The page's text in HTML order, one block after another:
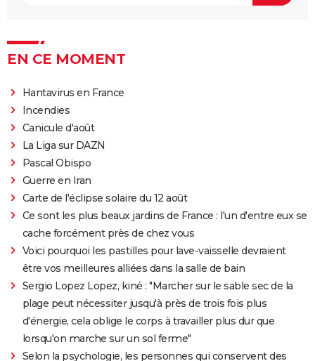
"Sexy", "navrant"... "Babygirl", thriller érotique porté
par Nicole Kidman, divise les critiques
Winslet a un mauvais souvenir de cette scène
devenue culte
The Brutalist : la critique est unanime, voici pourquoi
il faut absolument voir ce film au cinéma
The Father : synopsis, casting, critiques, bande-
annonce, seance, streaming...
Les Passagers de la nuit
"Babylon" : critiques, séances, avis, casting,
streaming, bande-annonce...
Rocky
La chambre d'à côté : faut-il voir le dernier Pedro
Almodóvar ? Ce qu'en disent les critiques presse
The Whale
EN CE MOMENT
Hantavirus en France
Incendies
Canicule d'août
La Liga sur DAZN
Pascal Obispo
Guerre en Iran
Carte de l'éclipse solaire du 12 août
Ce sont les plus beaux jardins de France : l'un d'entre eux se
cache forcément près de chez vous
Voici pourquoi les pastilles pour lave-vaisselle devraient
être vos meilleures alliées dans la salle de bain
Sergio Lopez Lopez, kiné : "Marcher sur le sable sec de la
plage peut nécessiter jusqu'à près de trois fois plus
d'énergie, cela oblige le corps à travailler plus dur que
lorsqu'on marche sur un sol ferme"
Selon la psychologie, les personnes qui conservent des